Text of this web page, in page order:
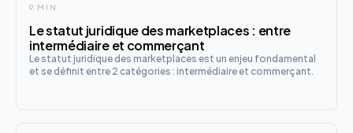
9 MIN
Le statut juridique des marketplaces : entre
intermédiaire et commerçant
Le statut juridique des marketplaces est un enjeu fondamental
et se définit entre 2 catégories : intermédiaire et commerçant.